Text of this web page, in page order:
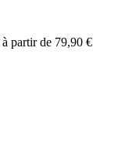
à partir de 79,90 €